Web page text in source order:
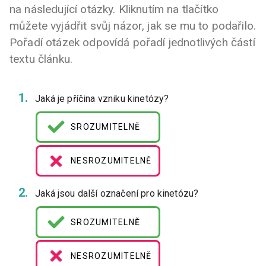
na následující otázky. Kliknutím na tlačítko
můžete vyjádřit svůj názor, jak se mu to podařilo.
Pořadí otázek odpovídá pořadí jednotlivých částí
textu článku.
Jaká je příčina vzniku kinetózy?
SROZUMITELNĚ
NESROZUMITELNĚ
Jaká jsou další označení pro kinetózu?
SROZUMITELNĚ
NESROZUMITELNĚ